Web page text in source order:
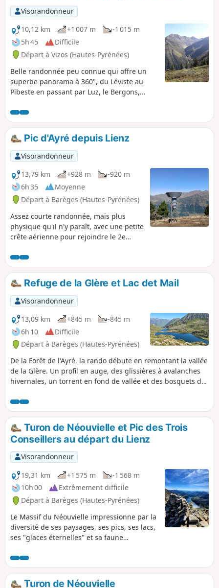
Visorandonneur
10,12 km
+1 007 m
-1 015 m
5h 45
Difficile
Départ à Vizos (Hautes-Pyrénées)
Belle randonnée peu connue qui offre un
superbe panorama à 360°, du Léviste au
Pibeste en passant par Luz, le Bergons,
mais sans difficulté, et les cuisses chauffent
à la descente. Il existe une variante en
boucle en partant de plus bas (Saligos) et
retour par Coueylas.
Pic d'Ayré depuis Lienz
Visorandonneur
13,79 km
+928 m
-920 m
6h 35
Moyenne
Départ à Barèges (Hautes-Pyrénées)
Assez courte randonnée, mais plus
physique qu'il n'y paraît, avec une petite
crête aérienne pour rejoindre le 2e
Le sommet offre un beau point de vue
sur les 3000 m du Néouvielle.
Refuge de la Glère et Lac det Mail
Visorandonneur
13,09 km
+845 m
-845 m
6h 10
Difficile
Départ à Barèges (Hautes-Pyrénées)
De la Forêt de l'Ayré, la rando débute en remontant la vallée
de la Glère. Un profil en auge, des glissières à avalanches
hivernales, un torrent en fond de vallée et des bosquets de
montagne. Rien ne laisse présager qu'au sommet du
ressaut principal, le Refuge de la Glère ouvre la porte de
l'empire cristallin du Néouvielle, un univers où scintille une
constellation de lacs, petits et grands, tous plus attachants
les uns que les autres.
Turon de Néouvielle et Pic des Trois
Conseillers au départ du Lienz
Visorandonneur
19,31 km
+1 575 m
-1 568 m
10h 00
Extrêmement difficile
Départ à Barèges (Hautes-Pyrénées)
Le Massif du Néouvielle impressionne par la
diversité de ses paysages, ses pics, ses lacs,
ses "glaces éternelles" et sa faune
nom de ce massif prestigieux et se situe
dans une des espaces les plus à l'Est de la
"Zone Cœur du Parc National des Pyrénées"
Turon de Néouvielle